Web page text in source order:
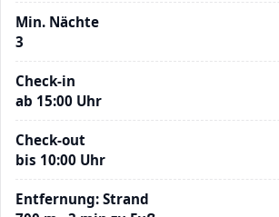
Min. Nächte
3
Check-in
ab 15:00 Uhr
Check-out
bis 10:00 Uhr
Entfernung: Strand